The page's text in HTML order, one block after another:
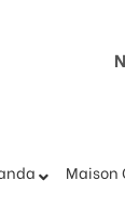
Maison